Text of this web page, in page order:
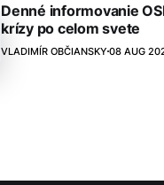
Denné informovanie
krízy po celom svete
VLADIMÍR OBČIANSKY 08 AUG